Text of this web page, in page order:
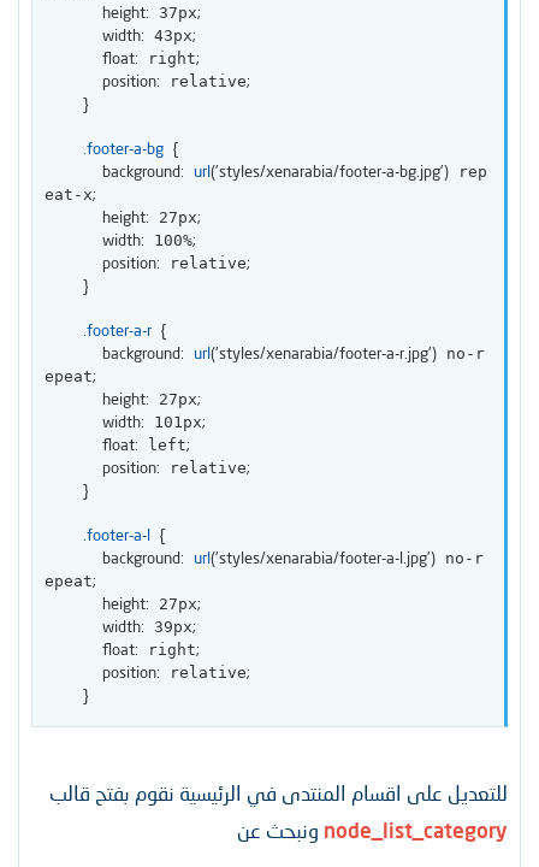
height: 37px;
width: 43px;
float: right;
position: relative;
}
.footer-a-bg {
background: url('styles/xenarabia/footer-a-bg.jpg') rep
eat-x;
height: 27px;
width: 100%;
position: relative;
}
.footer-a-r {
background: url('styles/xenarabia/footer-a-r.jpg') no-r
epeat;
height: 27px;
width: 101px;
float: left;
position: relative;
}
.footer-a-l {
background: url('styles/xenarabia/footer-a-l.jpg') no-r
epeat;
height: 27px;
width: 39px;
float: right;
position: relative;
}
للتعديل على اقسام المنتدى في الرئيسية نقوم بفتح قالب
node_list_category ونبحث عن